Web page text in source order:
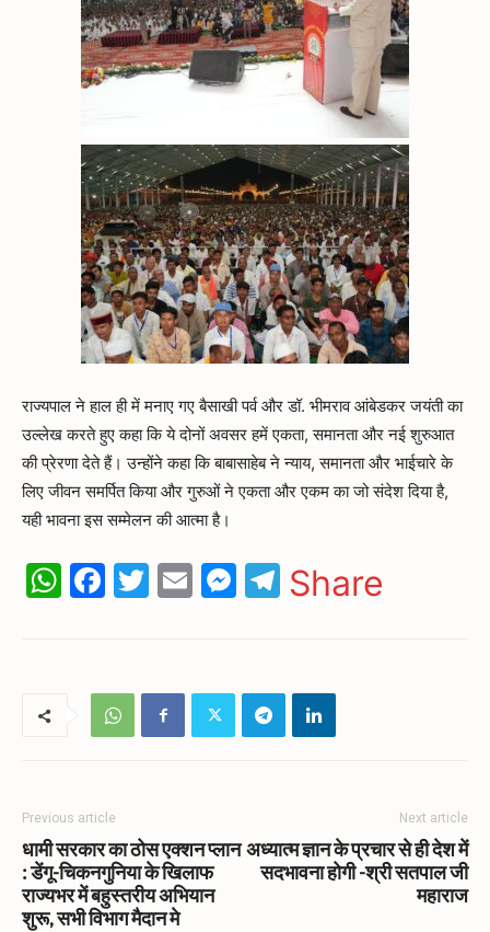
राज्यपाल ने हाल ही में मनाए गए बैसाखी पर्व और डॉ. भीमराव आंबेडकर जयंती का
उल्लेख करते हुए कहा कि ये दोनों अवसर हमें एकता, समानता और नई शुरुआत
की प्रेरणा देते हैं। उन्होंने कहा कि बाबासाहेब ने न्याय, समानता और भाईचारे के
लिए जीवन समर्पित किया और गुरुओं ने एकता और एकम का जो संदेश दिया है,
यही भावना इस सम्मेलन की आत्मा है।
WhatsApp
Facebook
Twitter
EmailMessenger
Telegram
Share
Previous article
धामी सरकार का ठोस एक्शन प्लान
: डेंगू-चिकनगुनिया के खिलाफ
राज्यभर में बहुस्तरीय अभियान
शुरू, सभी विभाग मैदान मे
Next article
अध्यात्म ज्ञान के प्रचार से ही देश में
सदभावना होगी -श्री सतपाल जी
महाराज